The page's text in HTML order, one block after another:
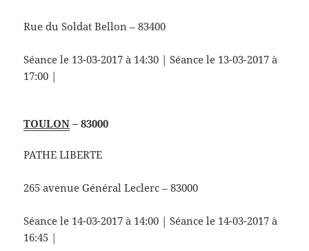
Rue du Soldat Bellon – 83400
Séance le 13-03-2017 à 14:30 | Séance le 13-03-2017 à
17:00 |
TOULON – 83000
PATHE LIBERTE
265 avenue Général Leclerc – 83000
Séance le 14-03-2017 à 14:00 | Séance le 14-03-2017 à
16:45 |